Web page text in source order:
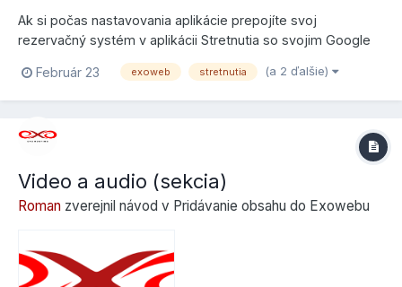
Ak si počas nastavovania aplikácie prepojíte svoj
rezervačný systém v aplikácii Stretnutia so svojim Google
Kalendárom, tak budete mať možnosť si realizovať aj
videohovory, ktoré sú vhodné pre online stretnutia. Hoci
organizovať online stretnutia si môžete aj bez toho, s
Február 23 exoweb stretnutia (a 2 ďalšie)
Video a audio (sekcia)
Roman zverejnil návod v Pridávanie obsahu do Exowebu